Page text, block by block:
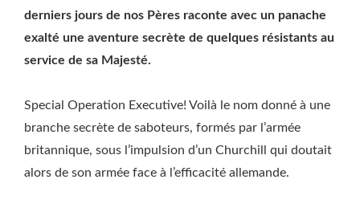
derniers jours de nos Pères raconte avec un panache
exalté une aventure secrète de quelques résistants au
service de sa Majesté.
Special Operation Executive! Voilà le nom donné à une
branche secrète de saboteurs, formés par l’armée
britannique, sous l’impulsion d’un Churchill qui doutait
alors de son armée face à l’efficacité allemande.